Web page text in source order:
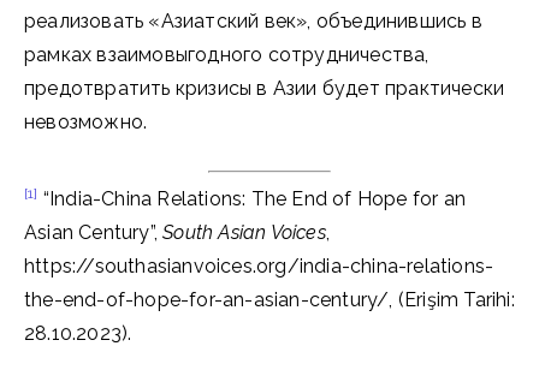
реализовать «Азиатский век», объединившись в
рамках взаимовыгодного сотрудничества,
предотвратить кризисы в Азии будет практически
невозможно.
[1] “India-China Relations: The End of Hope for an
Asian Century”,South Asian Voices,
https://southasianvoices.org/india-china-relations-
the-end-of-hope-for-an-asian-century/, (Erişim Tarihi:
28.10.2023).